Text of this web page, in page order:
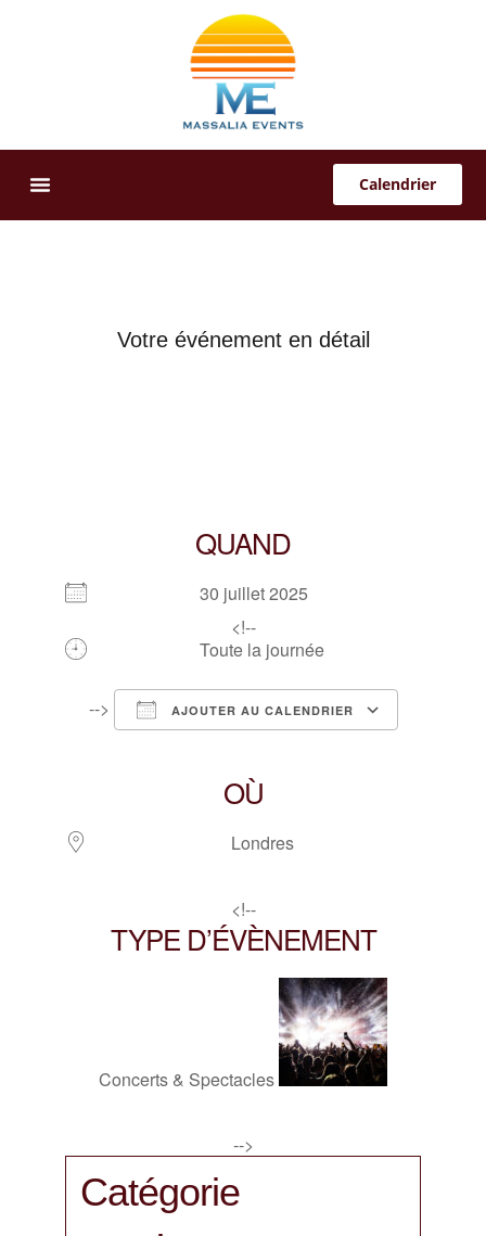
Calendrier
Votre événement en détail
QUAND
30 juillet 2025
<!--
Toute la journée
--> AJOUTER AU CALENDRIER
OÙ
Londres
<!--
TYPE D’ÉVÈNEMENT
Concerts & Spectacles
-->
Catégorie